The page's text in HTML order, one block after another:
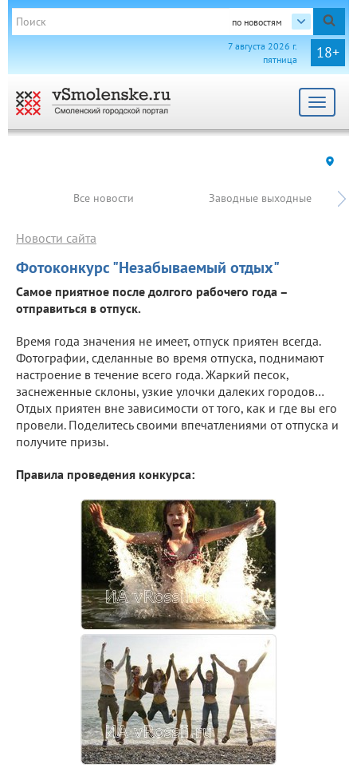
по новостям
18+
7 августа 2026 г.
пятница
Toggle
Все новости Заводные выходные
Фотоконкурс "Незабываемый отдых"
Новости сайта
Самое приятное после долгого рабочего года –
отправиться в отпуск.
Время года значения не имеет, отпуск приятен всегда.
Фотографии, сделанные во время отпуска, поднимают
настроение в течение всего года. Жаркий песок,
заснеженные склоны, узкие улочки далеких городов…
Отдых приятен вне зависимости от того, как и где вы его
провели. Поделитесь своими впечатлениями от отпуска и
получите призы.
Правила проведения конкурса: